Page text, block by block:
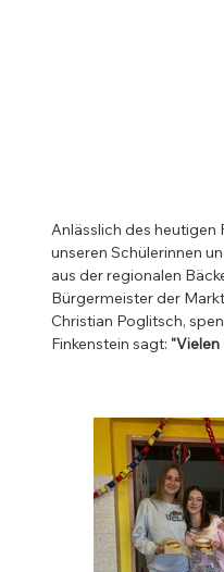
Anlässlich des heutigen
unseren Schülerinnen
aus der regionalen
Bürgermeister der
Christian Poglitsch,
Finkenstein sagt: "Vielen